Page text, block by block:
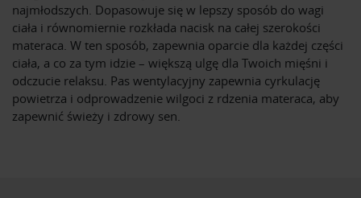
najmłodszych. Dopasowuje się w lepszy sposób do wagi
ciała i równomiernie rozkłada nacisk na całej szerokości
materaca. W ten sposób, zapewnia oparcie dla każdej części
ciała, a co za tym idzie – większą ulgę dla Twoich mięśni i
odczucie relaksu. Pas wentylacyjny zapewnia cyrkulację
powietrza i odprowadzenie wilgoci z rdzenia materaca, aby
zapewnić świeży i zdrowy sen.